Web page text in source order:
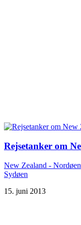
New Zealand - Nordøen
Sydøen
15. juni 2013